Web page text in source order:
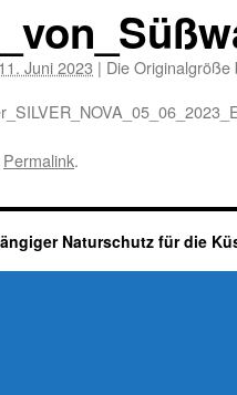
11. Juni 2023 | Die
Permalink.
Naturschutz für die